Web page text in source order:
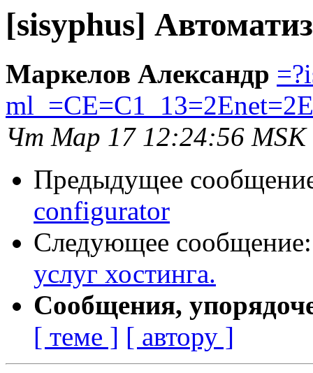
[sisyphus]
Маркелов Александр
Чт Мар 17 12:24:56 MSK
Предыдущее
configurator
Следующее
услуг хостинга.
Сообщения,
[ теме ] [ автору ]